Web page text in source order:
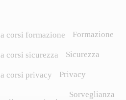
Formazione
Sicurezza
Privacy
Sorveglianza